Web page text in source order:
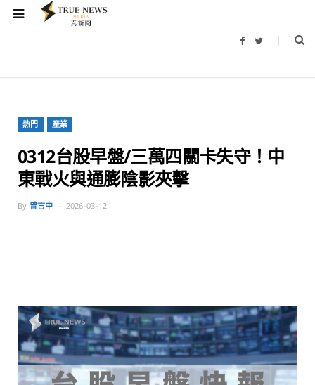
F
b
T
t
熱門 產業
0312台股早盤/三萬四關卡失守！中
東戰火與通膨陰影夾擊
By 曾言中 2026-03-12